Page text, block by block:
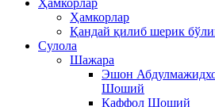
Ҳамкорлар
Қандай қилиб шерик
Сулола
Шажара
Эшон
Шоший
Қаффол Шоший